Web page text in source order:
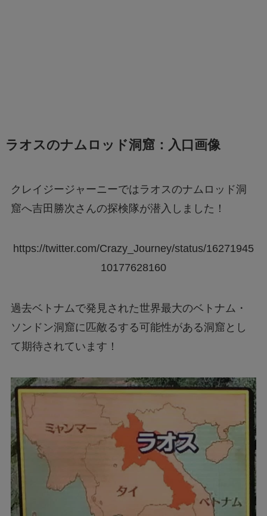
ラオスのナムロッド洞窟：入口画像
クレイジージャーニーではラオスのナムロッド洞
窟へ吉田勝次さんの探検隊が潜入しました！
https://twitter.com/Crazy_Journey/status/16271945
10177628160
過去ベトナムで発見された世界最大のベトナム・
ソンドン洞窟に匹敵るする可能性がある洞窟とし
て期待されています！